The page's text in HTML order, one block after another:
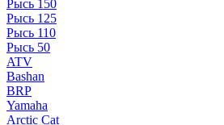
Рысь 150
Рысь 125
Рысь 110
Рысь 50
ATV
Bashan
BRP
Yamaha
Arctic Cat